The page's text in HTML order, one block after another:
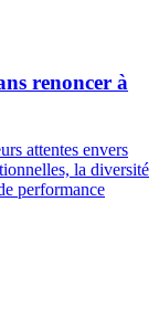
renoncer à
attentes envers
la diversité
performance